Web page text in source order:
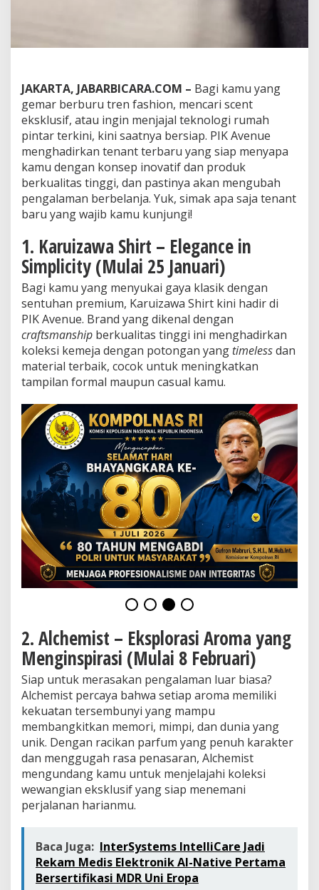
g
W
a
j
b
D
i
k
u
n
u
n
g
i
JAKARTA, JABARBICARA.COM – Bagi kamu yang
gemar berburu tren fashion, mencari scent
eksklusif, atau ingin menjajal teknologi rumah
pintar terkini, kini saatnya bersiap. PIK Avenue
menghadirkan tenant terbaru yang siap menyapa
kamu dengan konsep inovatif dan produk
berkualitas tinggi, dan pastinya akan mengubah
pengalaman berbelanja. Yuk, simak apa saja tenant
baru yang wajib kamu kunjungi!
1. Karuizawa Shirt – Elegance in
Simplicity (Mulai 25 Januari)
Bagi kamu yang menyukai gaya klasik dengan
sentuhan premium, Karuizawa Shirt kini hadir di
PIK Avenue. Brand yang dikenal dengan
craftsmanship berkualitas tinggi ini menghadirkan
koleksi kemeja dengan potongan yang timelessdan
material terbaik, cocok untuk meningkatkan
tampilan formal maupun casual kamu.
2. Alchemist – Eksplorasi Aroma yang
Menginspirasi (Mulai 8 Februari)
Siap untuk merasakan pengalaman luar biasa?
Alchemist percaya bahwa setiap aroma memiliki
kekuatan tersembunyi yang mampu
membangkitkan memori, mimpi, dan dunia yang
unik. Dengan racikan parfum yang penuh karakter
dan menggugah rasa penasaran, Alchemist
mengundang kamu untuk menjelajahi koleksi
wewangian eksklusif yang siap menemani
perjalanan harianmu.
Baca Juga: InterSystems IntelliCare Jadi
Rekam Medis Elektronik AI-Native Pertama
Bersertifikasi MDR Uni Eropa